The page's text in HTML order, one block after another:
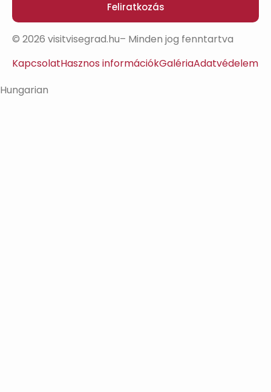
Feliratkozás
© 2026 visitvisegrad.hu– Minden jog fenntartva
KapcsolatHasznos információkGalériaAdatvédelem
Hungarian